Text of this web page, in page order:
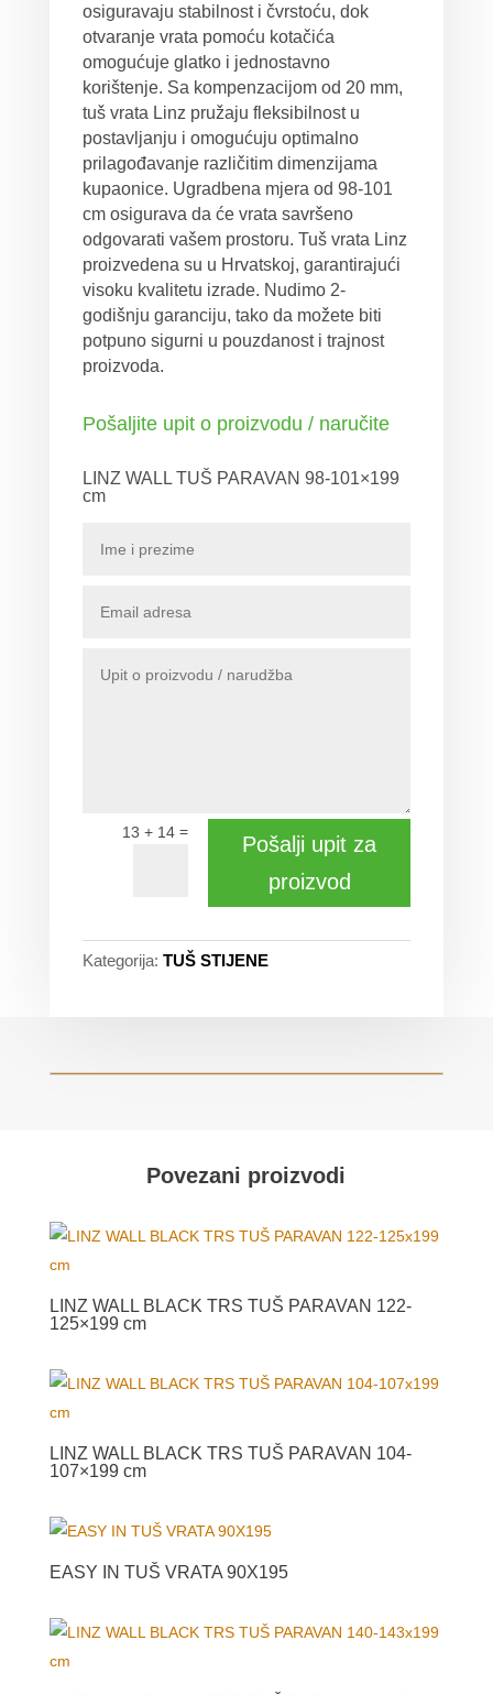
osiguravaju stabilnost i čvrstoću, dok
otvaranje vrata pomoću kotačića
omogućuje glatko i jednostavno
korištenje. Sa kompenzacijom od 20 mm,
tuš vrata Linz pružaju fleksibilnost u
postavljanju i omogućuju optimalno
prilagođavanje različitim dimenzijama
kupaonice. Ugradbena mjera od 98-101
cm osigurava da će vrata savršeno
odgovarati vašem prostoru. Tuš vrata Linz
proizvedena su u Hrvatskoj, garantirajući
visoku kvalitetu izrade. Nudimo 2-
godišnju garanciju, tako da možete biti
potpuno sigurni u pouzdanost i trajnost
proizvoda.
Pošaljite upit o proizvodu / naručite
LINZ WALL TUŠ PARAVAN 98-101×199
cm
13 + 14=
Pošalji upit za
proizvod
Kategorija: TUŠ STIJENE
Povezani proizvodi
LINZ WALL BLACK TRS TUŠ PARAVAN 122-
125×199 cm
LINZ WALL BLACK TRS TUŠ PARAVAN 104-
107×199 cm
EASY IN TUŠ VRATA 90X195